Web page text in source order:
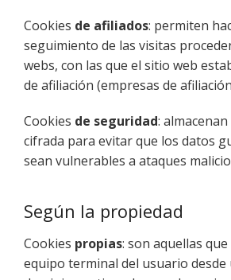
Cookies de afiliados: permiten
seguimiento de las visitas
webs, con las que el sitio web
de afiliación (empresas de
Cookies de seguridad:
cifrada para evitar que los datos
sean vulnerables a ataques
Según la propiedad
Cookies propias: son aquellas
equipo terminal del usuario desde